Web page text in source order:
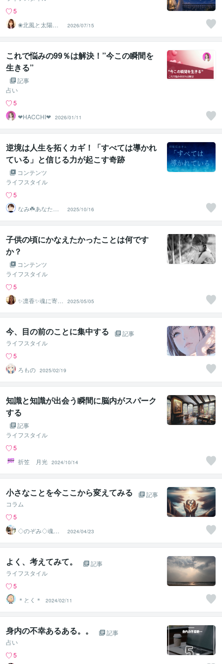
5
❀北風と太陽の
相談室❀
2026/07/15
これで悩みの99％は解決！”今この瞬間を
生きる”
記事
占い
5
❤︎HACCHI❤︎ 2026/01/11
逆境は人生を拓くカギ！「すべては導かれ
ている」と信じる力が起こす奇跡
コンテンツ
ライフスタイル
5
なみ☘️あなたに
寄り添います
2025/10/16
子供の頃にかなえたかったことは何です
か？
コンテンツ
ライフスタイル
5
✨凛香✨魂に寄り
添う癒しボイス
届けます✨
2025/05/05
今、目の前のことに集中する
記事
ライフスタイル
5
ろもの 2025/02/19
知識と知識が出会う瞬間に脳内がスパーク
する
記事
ライフスタイル
5
折笠 月光 2024/10/14
小さなことを今ここから変えてみる
記事
コラム
5
◇のぞみ◇魂の
カウンセラー
2024/04/23
よく、考えてみて。
記事
ライフスタイル
5
＊とく＊
2024/02/11
身内の不幸あるある。。
記事
占い
5